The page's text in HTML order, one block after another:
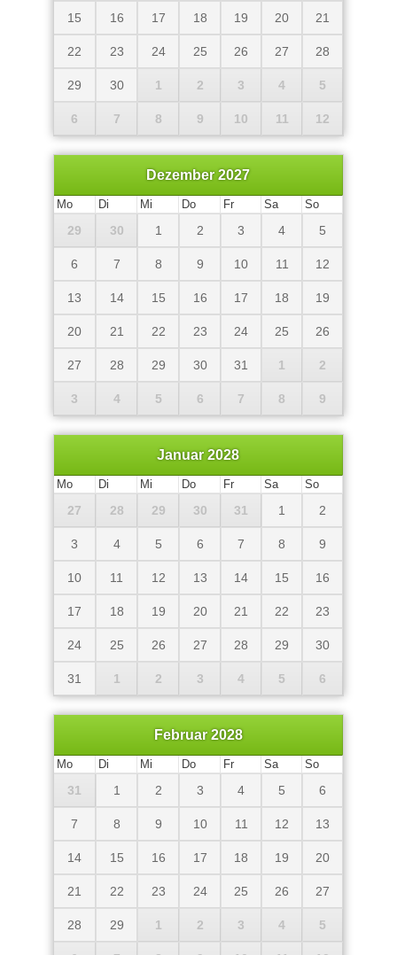
15 16 17 18 19 20 21
22 23 24 25 26 27 28
29 30 1 2 3 4 5
6 7 8 9 10 11 12
Dezember 2027
Mo Di Mi Do Fr Sa So
29 30 1 2 3 4 5
6 7 8 9 10 11 12
13 14 15 16 17 18 19
20 21 22 23 24 25 26
27 28 29 30 31 1 2
3 4 5 6 7 8 9
Januar 2028
Mo Di Mi Do Fr Sa So
27 28 29 30 31 1 2
3 4 5 6 7 8 9
10 11 12 13 14 15 16
17 18 19 20 21 22 23
24 25 26 27 28 29 30
31 1 2 3 4 5 6
Februar 2028
Mo Di Mi Do Fr Sa So
31 1 2 3 4 5 6
7 8 9 10 11 12 13
14 15 16 17 18 19 20
21 22 23 24 25 26 27
28 29 1 2 3 4 5